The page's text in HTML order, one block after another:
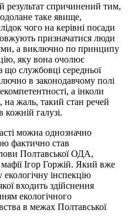
спричинений тим,
таке явище,
чого на керівні посади
призначатися люди
а виключно по принципу
яку вона очолює
що службовці середньої
в законодавчому полі
а інколи
на жаль, такий стан речей
галузі.
можна однозначно
фактично став
Полтавської ОДА,
Ігор Горжій. Який вже
інспекцію
входить здійснення
екологічного
в межах Полтавської